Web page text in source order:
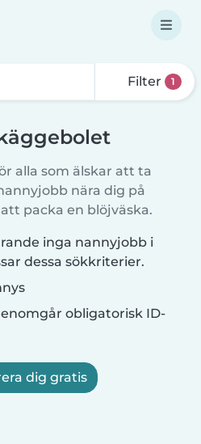
Filter 1
alla som älskar att ta
nära dig på
packa en blöjväska.
inga nannyjobb i
dessa sökkriterier.
obligatorisk ID-
dig gratis